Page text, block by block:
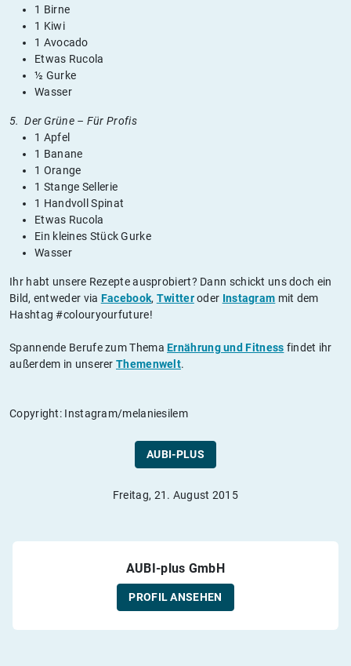
1 Birne
1 Kiwi
1 Avocado
Etwas Rucola
½ Gurke
Wasser
5. Der Grüne – Für Profis
1 Apfel
1 Banane
1 Orange
1 Stange Sellerie
1 Handvoll Spinat
Etwas Rucola
Ein kleines Stück Gurke
Wasser
Ihr habt unsere Rezepte ausprobiert? Dann schickt uns doch ein
Bild, entweder via Facebook, Twitteroder Instagram mit dem
Hashtag #colouryourfuture!
Spannende Berufe zum ThemaErnährung und Fitness findet ihr
außerdem in unsererThemenwelt.
Copyright: Instagram/melaniesilem
AUBI-PLUS
Freitag, 21. August 2015
AUBI-plus GmbH
PROFIL ANSEHEN